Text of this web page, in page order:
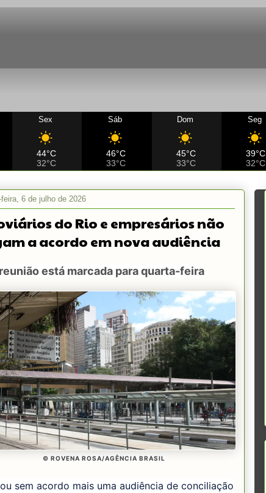
Sex
44°C
32°C
Sáb
46°C
33°C
Dom
45°C
33°C
Seg
39°C
32°C
6 de julho de 2026
do Rio e empresários não
a acordo em nova audiência
está marcada para quarta-feira
© ROVENA ROSA/AGÊNCIA BRASIL
sem acordo mais uma audiência de conciliação